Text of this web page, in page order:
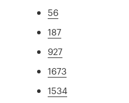
56
187
927
1673
1534